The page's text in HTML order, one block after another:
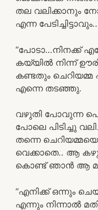
തല വലിക്കാനും
എന്ന പേടിച്ചിട്ടാവും..
“പോടാ…നിനക്ക്
കയ്യിൽ നിന്ന്
കണ്ടതും
എന്നെ തടഞ്ഞു.
വഴുതി പോവുന്ന
പോലെ പിടിച്ചു
തന്നെ
വെക്കാതെ.. ആ
കൊണ്ട് ഞാൻ ആ
“എനിക്ക് ഒന്നും
എന്നും നിന്നാൽ